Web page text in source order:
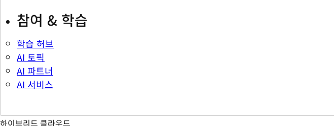
참여 & 학습
학습 허브
AI 토픽
AI 파트너
AI 서비스
하이브리드 클라우드